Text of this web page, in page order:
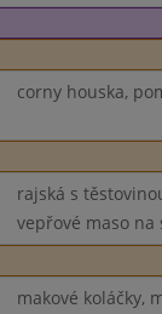
corny houska,
rajská s
vepřové maso na
makové koláčky,